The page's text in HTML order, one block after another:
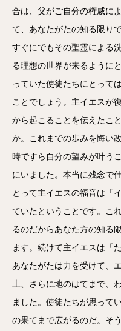
合は、父がご自分の権威に
て、あなたがたの知る限り
すぐにでもその聖霊による
る理想の世界が来るように
っていた使徒たちにとって
ことでしょう。主イエスが
から起こることを伝えたこ
か。これまでの歩みを悔い
時ですら自分の望みが叶う
にいました。本当に残念で
とって主イエスの福音は「
ていたということです。こ
るのだからあなた方の知る
ます。続けて主イエスは「
あなたがたは力を受けて、
土、さらに地のはてまで、
ました。使徒たちが思って
の果てまで広がるのだ。そ